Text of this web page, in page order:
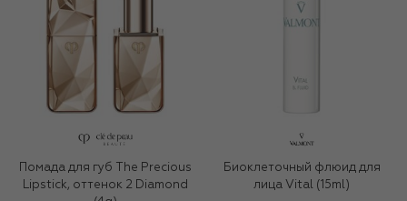
Помада для губ The Precious
Lipstick, оттенок 2 Diamond
Биоклеточный флюид для
лица Vital (15ml)